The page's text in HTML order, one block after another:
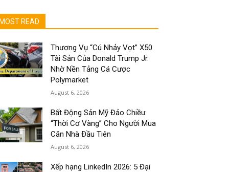
MOST READ
Thương Vụ “Cú Nhảy Vọt” X50
Tài Sản Của Donald Trump Jr.
Nhờ Nền Tảng Cá Cược
Polymarket
August 6, 2026
Bất Động Sản Mỹ Đảo Chiều:
“Thời Cơ Vàng” Cho Người Mua
Căn Nhà Đầu Tiên
August 6, 2026
Xếp hạng LinkedIn 2026: 5 Đại